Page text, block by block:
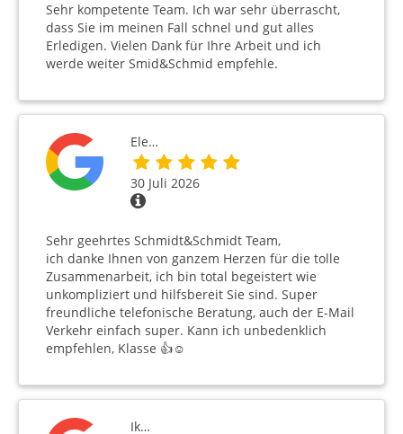
Sehr kompetente Team. Ich war sehr überrascht,
dass Sie im meinen Fall schnel und gut alles
Erledigen. Vielen Dank für Ihre Arbeit und ich
werde weiter Smid&Schmid empfehle.
Ele…
30 Juli 2026
Sehr geehrtes Schmidt&Schmidt Team,
ich danke Ihnen von ganzem Herzen für die tolle
Zusammenarbeit, ich bin total begeistert wie
unkompliziert und hilfsbereit Sie sind. Super
freundliche telefonische Beratung, auch der E-Mail
Verkehr einfach super. Kann ich unbedenklich
empfehlen, Klasse 👍☺️
Ik…